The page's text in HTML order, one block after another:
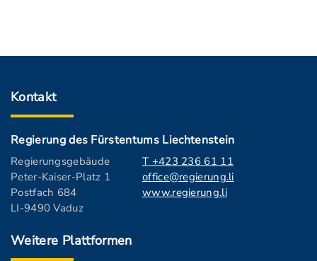
Kontakt
Regierung des Fürstentums Liechtenstein
Regierungsgebäude
Peter-Kaiser-Platz 1
Postfach 684
LI-9490 Vaduz
T +423 236 61 11
office@regierung.li
www.regierung.li
Weitere Plattformen